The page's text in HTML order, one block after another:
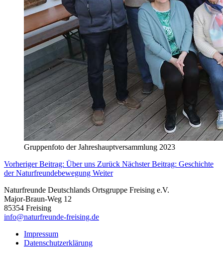
Gruppenfoto der Jahreshauptversammlung 2023
Vorheriger Beitrag: Über uns Zurück Nächster Beitrag: Geschichte
der Naturfreundebewegung Weiter
Naturfreunde Deutschlands Ortsgruppe Freising e.V.
Major-Braun-Weg 12
85354 Freising
info@naturfreunde-freising.de
Impressum
Datenschutzerklärung